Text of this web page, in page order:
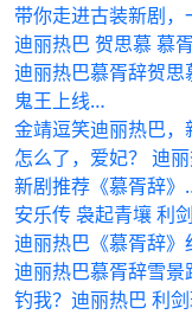
带你走进古装新剧
迪丽热巴 贺思慕 慕
迪丽热巴慕胥辞贺
鬼王上线…
金靖逗笑迪丽热巴
怎么了，爱妃？ 迪
新剧推荐《慕胥辞
安乐传 袅起青壤 利
迪丽热巴《慕胥辞
迪丽热巴慕胥辞雪
钓我？迪丽热巴 利